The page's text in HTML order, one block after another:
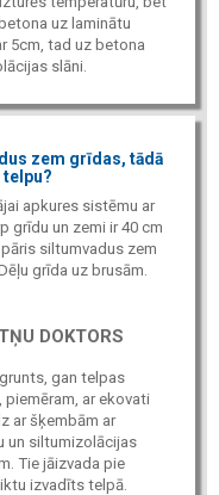
uz laminātu
5cm, tad uz betona
slāni.
zem grīdas, tādā
telpu?
apkures sistēmu ar
grīdu un zemi ir 40 cm
siltumvadus zem
grīda uz brusām.
DOKTORS
gan telpas
ar ekovati
ar šķembām ar
un siltumizolācijas
Tie jāizvada pie
izvadīts telpā.